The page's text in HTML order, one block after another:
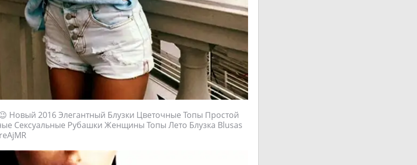
Новый 2016 Элегантный Блузки Цветочные Топы Простой
Сексуальные Рубашки Женщины Топы Лето Блузка Blusas